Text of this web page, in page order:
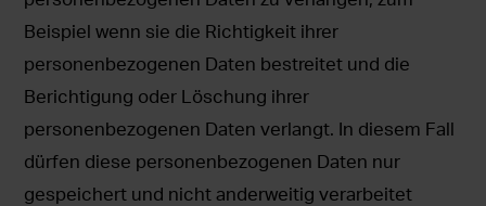
Beispiel wenn sie die Richtigkeit ihrer
personenbezogenen Daten bestreitet und die
Berichtigung oder Löschung ihrer
personenbezogenen Daten verlangt. In diesem Fall
dürfen diese personenbezogenen Daten nur
gespeichert und nicht anderweitig verarbeitet